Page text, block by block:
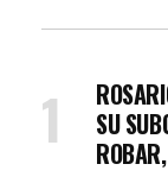
SU